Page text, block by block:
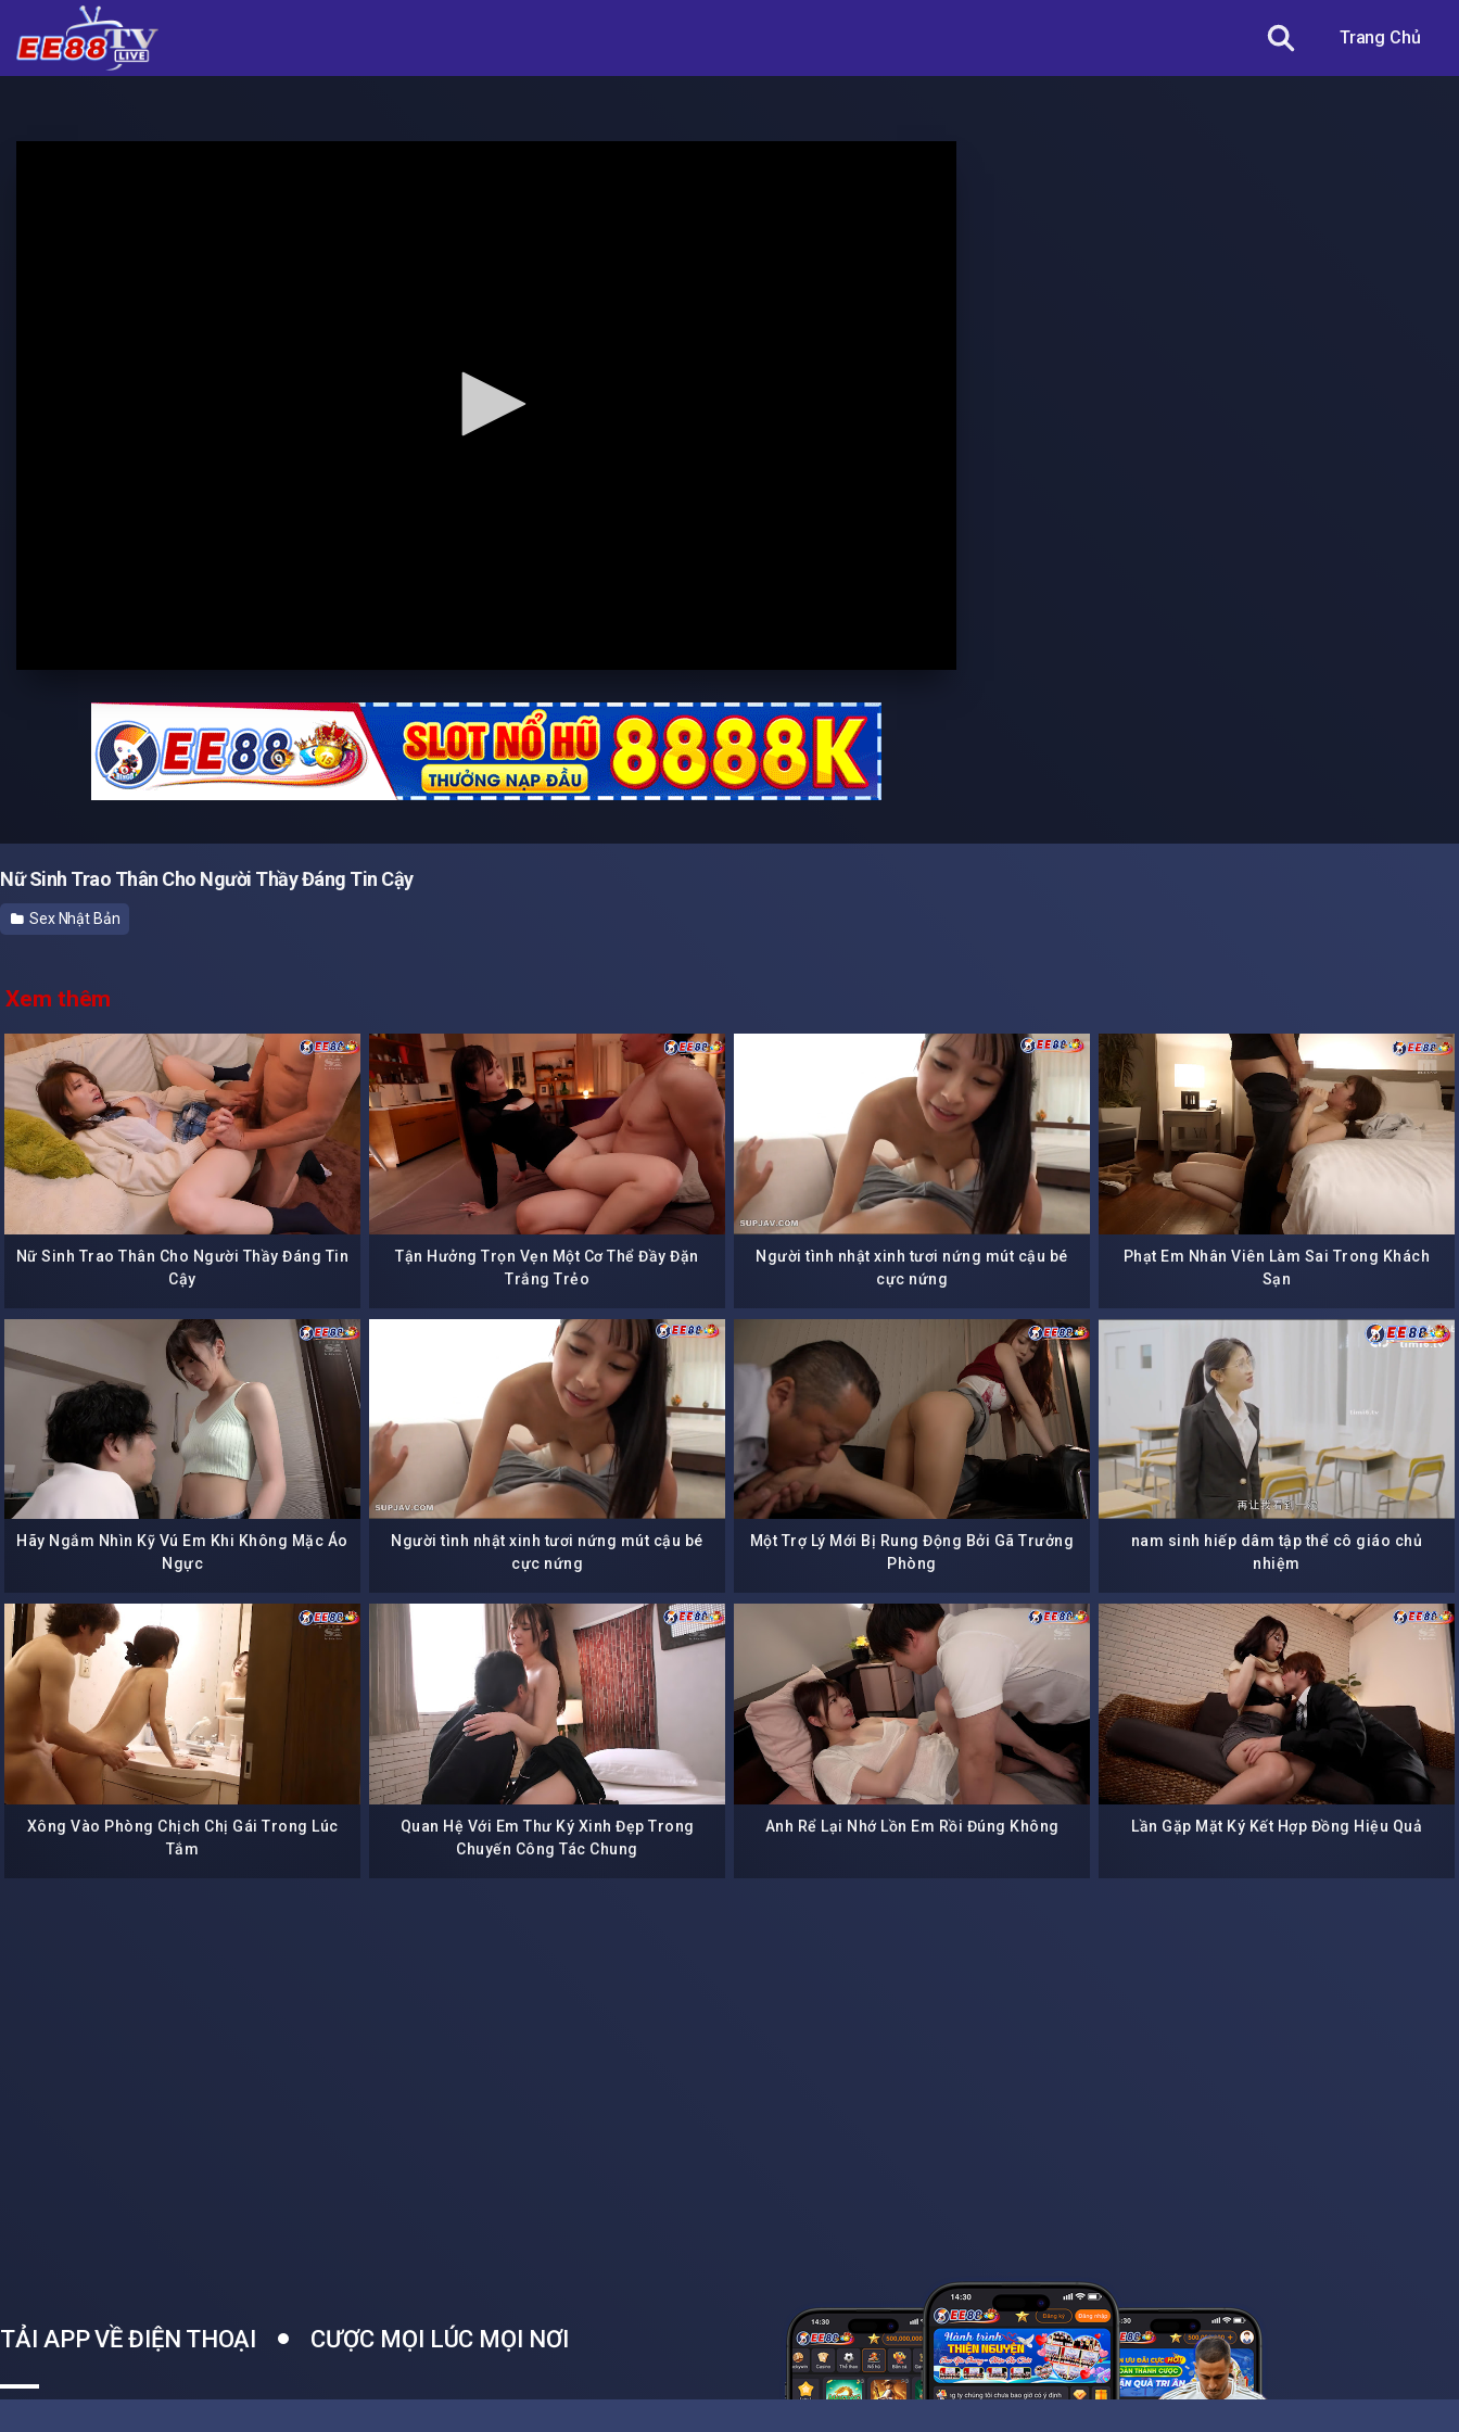
Trang Chủ
Nữ Sinh Trao Thân Cho Người Thầy Đáng Tin Cậy
Sex Nhật Bản
Xem thêm
Nữ Sinh Trao Thân Cho Người Thầy Đáng Tin
Cậy
Tận Hưởng Trọn Vẹn Một Cơ Thể Đầy Đặn
Trắng Trẻo
Người tình nhật xinh tươi nứng mút cậu bé
cực nứng
Phạt Em Nhân Viên Làm Sai Trong Khách
Sạn
Hãy Ngắm Nhìn Kỹ Vú Em Khi Không Mặc Áo
Ngực
Người tình nhật xinh tươi nứng mút cậu bé
cực nứng
Một Trợ Lý Mới Bị Rung Động Bởi Gã Trưởng
Phòng
nam sinh hiếp dâm tập thể cô giáo chủ
nhiệm
Xông Vào Phòng Chịch Chị Gái Trong Lúc
Tắm
Quan Hệ Với Em Thư Ký Xinh Đẹp Trong
Chuyến Công Tác Chung
Anh Rể Lại Nhớ Lồn Em Rồi Đúng Không Lần Gặp Mặt Ký Kết Hợp Đồng Hiệu Quả
TẢI APP VỀ ĐIỆN THOẠI CƯỢC MỌI LÚC MỌI NƠI